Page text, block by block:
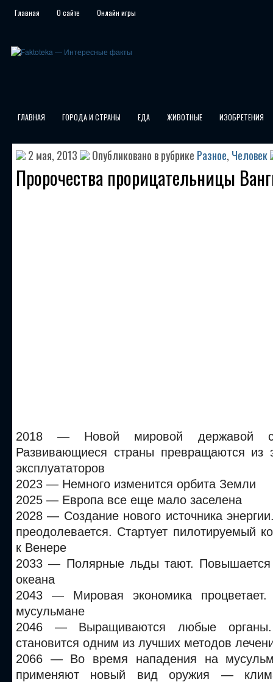
Главная О сайте Онлайн игры
ГЛАВНАЯ ГОРОДА И СТРАНЫ ЕДА ЖИВОТНЫЕ ИЗОБРЕТЕНИЯ
2 мая, 2013 Опубликовано в рубрике Разное, Человек
Пророчества прорицательницы
2018 — Новой мировой державой
Развивающиеся страны превращаются из
эксплуататоров
2023 — Немного изменится орбита Земли
2025 — Европа все еще мало заселена
2028 — Создание нового источника
преодолевается. Стартует пилотируемый
к Венере
2033 — Полярные льды тают. Повышается
океана
2043 — Мировая экономика
мусульмане
2046 — Выращиваются любые органы.
становится одним из лучших методов
2066 — Во время нападения на
применяют новый вид оружия —